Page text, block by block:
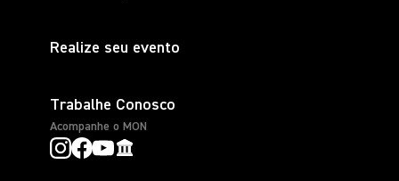
Realize seu evento
Trabalhe Conosco
Acompanhe o MON